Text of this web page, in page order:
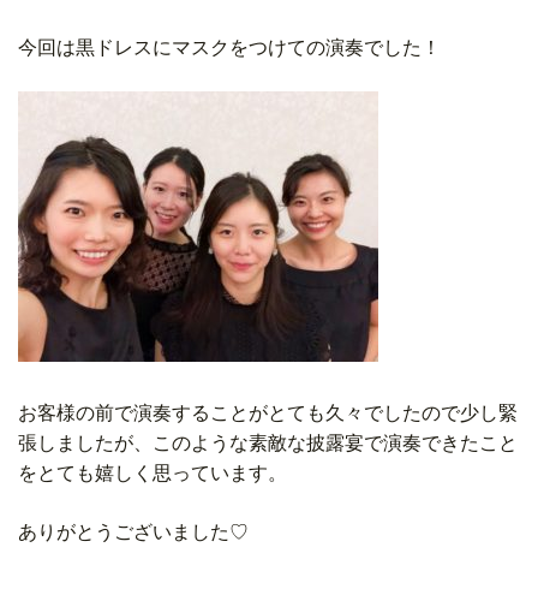
今回は黒ドレスにマスクをつけての演奏でした！
お客様の前で演奏することがとても久々でしたので少し緊
張しましたが、このような素敵な披露宴で演奏できたこと
をとても嬉しく思っています。
ありがとうございました♡